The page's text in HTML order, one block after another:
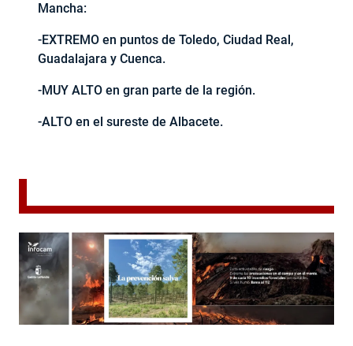
Mancha:
-EXTREMO en puntos de Toledo, Ciudad Real,
Guadalajara y Cuenca.
-MUY ALTO en gran parte de la región.
-ALTO en el sureste de Albacete.